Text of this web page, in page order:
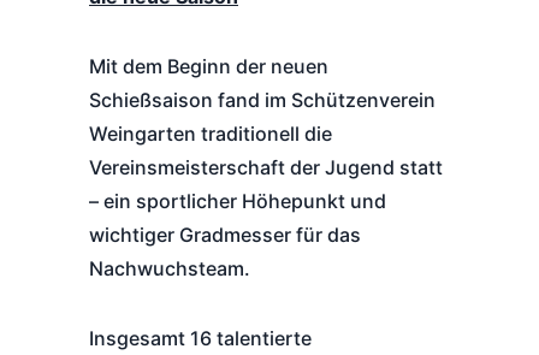
Mit dem Beginn der neuen
Schießsaison fand im Schützenverein
Weingarten traditionell die
Vereinsmeisterschaft der Jugend statt
– ein sportlicher Höhepunkt und
wichtiger Gradmesser für das
Nachwuchsteam.
Insgesamt 16 talentierte